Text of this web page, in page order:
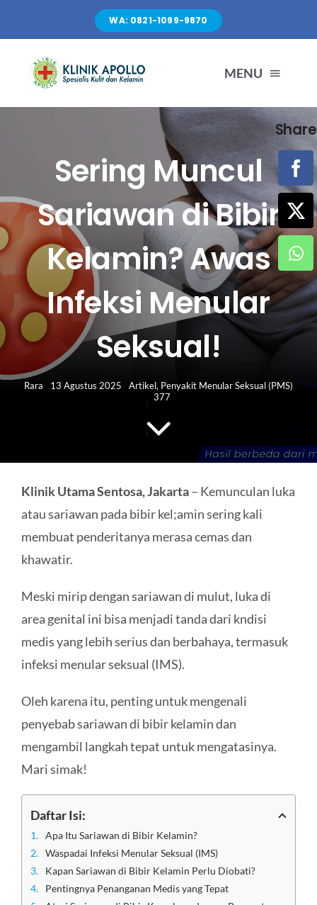
content
WA: 0821-1099-9870
MENU
TENTANG KAMI
LAYANAN
FASILITAS
ARTIKEL
HUBUNGI KAMI
Search
for:
Sering Muncul
Sariawan di Bibir
Kelamin? Awas
Infeksi Menular
Seksual!
Rara 13 Agustus 2025 Artikel, Penyakit Menular Seksual (PMS)
377
Klinik Utama Sentosa, Jakarta– Kemunculan luka
atau sariawan pada bibir kel;amin sering kali
membuat penderitanya merasa cemas dan
khawatir.
Meski mirip dengan sariawan di mulut, luka di
area genital ini bisa menjadi tanda dari kndisi
medis yang lebih serius dan berbahaya, termasuk
infeksi menular seksual (IMS).
Oleh karena itu, penting untuk mengenali
penyebab sariawan di bibir kelamin dan
mengambil langkah tepat untuk mengatasinya.
Mari simak!
Daftar Isi:
Apa Itu Sariawan di Bibir Kelamin?
Waspadai Infeksi Menular Seksual (IMS)
Kapan Sariawan di Bibir Kelamin Perlu Diobati?
Pentingnya Penanganan Medis yang Tepat
Share